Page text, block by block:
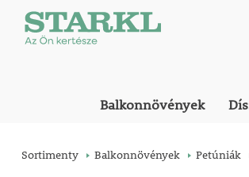
Balkonnövények
Sortimenty Balkonnövények Petúniák